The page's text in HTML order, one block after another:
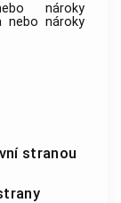
nároky
nebo nároky
stranou